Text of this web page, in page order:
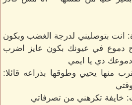
انت بتوصليني لدرجة الغضب وبكون
دموع في عيونك بكون عايز اضرب
دي يا ايمي
منها يحيي وطوقها بذراعه قائلا:
خايفة تكرهني من تصرفاتي